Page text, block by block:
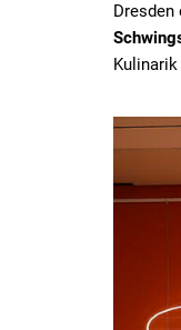
Dresden